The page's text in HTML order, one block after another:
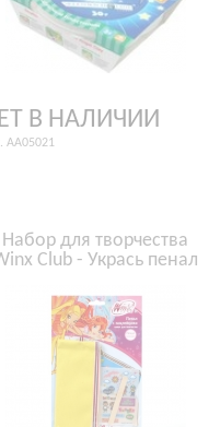
В НАЛИЧИИ
AA05021
Набор для творчества
Club - Укрась пенал